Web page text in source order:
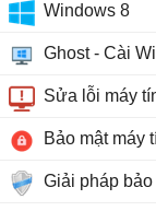
Windows 8
Ghost - Cài
Sửa lỗi máy
Bảo mật máy
Giải pháp bảo